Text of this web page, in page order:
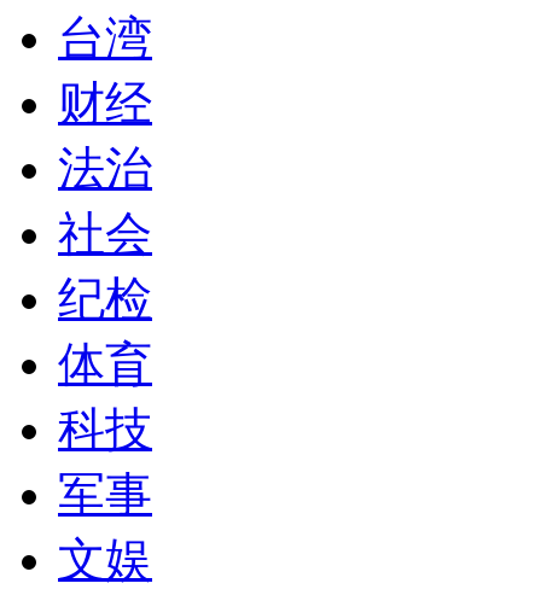
台湾
财经
法治
社会
纪检
体育
科技
军事
文娱